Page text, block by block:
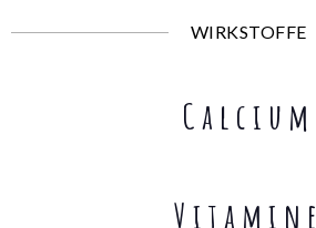
WIRKSTOFFE
Calcium
Vitamine